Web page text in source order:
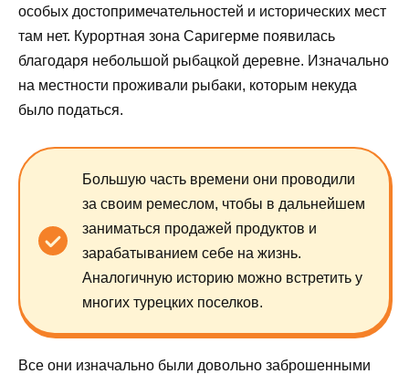
особых достопримечательностей и исторических мест
там нет. Курортная зона Саригерме появилась
благодаря небольшой рыбацкой деревне. Изначально
на местности проживали рыбаки, которым некуда
было податься.
Большую часть времени они проводили
за своим ремеслом, чтобы в дальнейшем
заниматься продажей продуктов и
зарабатыванием себе на жизнь.
Аналогичную историю можно встретить у
многих турецких поселков.
Все они изначально были довольно заброшенными